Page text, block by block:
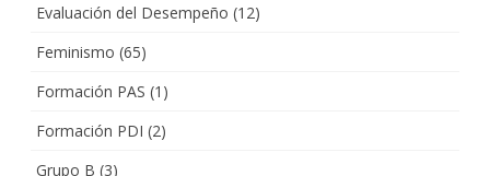
Evaluación del Desempeño (12)
Feminismo (65)
Formación PAS (1)
Formación PDI (2)
Grupo B (3)